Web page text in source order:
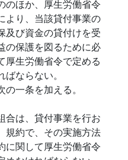
のほか、厚生労働省令
より、当該貸付事業の
及び資金の貸付けを受
の保護を図るために必
厚生労働省令で定める
ならない。
一条を加える。
合は、貸付事業を行お
規約で、その実施方法
に関して厚生労働省令